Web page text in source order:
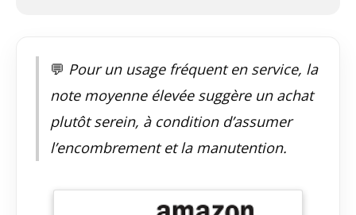
💬 Pour un usage fréquent en service, la
note moyenne élevée suggère un achat
plutôt serein, à condition d’assumer
l’encombrement et la manutention.